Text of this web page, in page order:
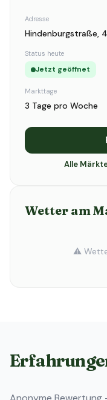
Adresse
Hindenburgstraße,
Status heute
Jetzt geöffnet
Markttage
3 Tage pro Woche
Alle
Wetter am
⚠️